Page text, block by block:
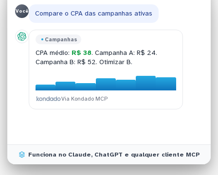
Meta Ads
ROAS Meta Ads:3,42xem R$ 12.400
investidos. 7,2% de CTR médio.
Via Kondado MCP
Você Compare o CPA das campanhas ativas
Campanhas
CPA médio: R$ 38. Campanha A: R$ 24.
Campanha B: R$ 52. Otimizar B.
Via Kondado MCP
Conversões
Ontem:147 conversõesem 8.420 cliques.
Custo total R$ 1.870.
Via Kondado MCP
Audiências
Top 3 audiências:lookalike compradores
1%, retargeting carrinho, custom.
Via Kondado MCP
Funciona no Claude, ChatGPT e qualquer cliente MCP